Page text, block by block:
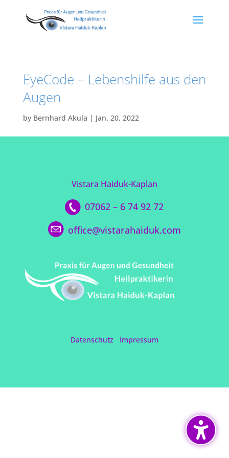
EyeCode – Lebenshilfe aus den
Augen
by Bernhard Akula | Jan. 20, 2022
Vistara Haiduk-Kaplan
07062 – 6 74 92 72
office@vistarahaiduk.com
Datenschutz Impressum